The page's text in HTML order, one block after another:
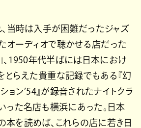
当時は入手が困難だったジャズ
オーディオで聴かせる店だった
、1950年代半ばには日本におけ
とらえた貴重な記録でもある『幻
ョン’54』が録音されたナイトクラ
った名店も横浜にあった。日本
本を読めば、これらの店に若き日